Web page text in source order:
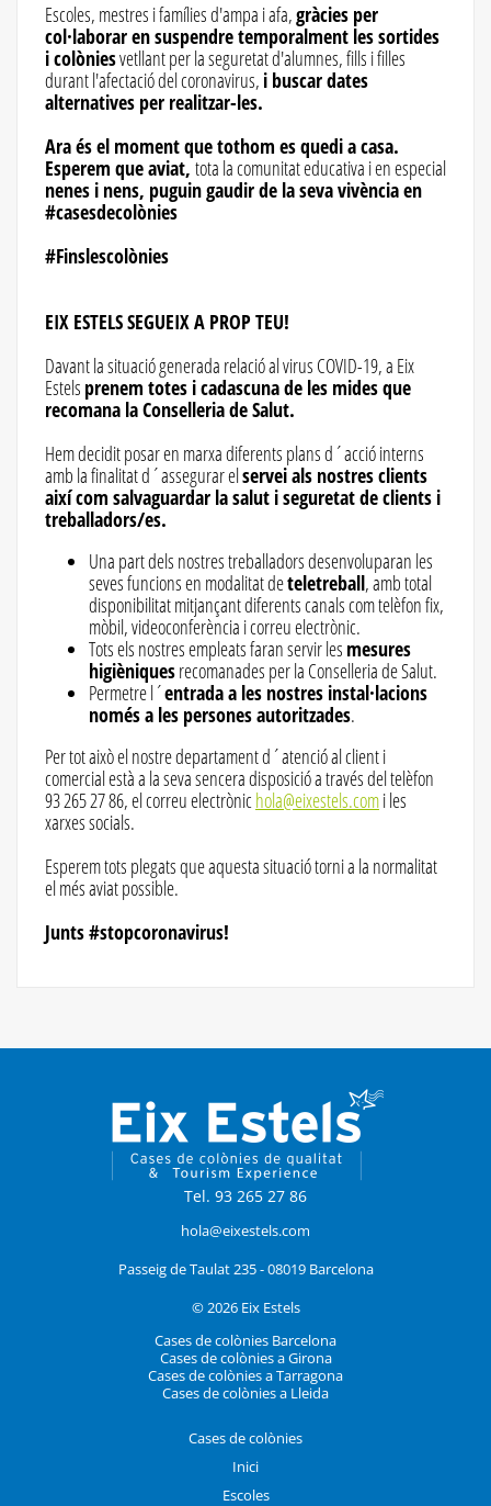
Escoles, mestres i famílies d'ampa i afa,gràcies per
col·laborar en suspendre temporalment les sortides
i colòniesvetllant per la seguretat d'alumnes, fills i filles
durant l'afectació del coronavirus, i buscar dates
alternatives per realitzar-les.
Ara és el moment que tothom es quedi a casa.
Esperem que aviat, tota la comunitat educativa i en especial
nenes i nens, puguin gaudir de la seva vivència en
#casesdecolònies
#Finslescolònies
EIX ESTELS SEGUEIX A PROP TEU!
Davant la situació generada relació al virus COVID-19, a Eix
Estels prenem totes i cadascuna de les mides que
recomana la Conselleria de Salut.
Hem decidit posar en marxa diferents plans d´acció interns
amb la finalitat d´assegurar elservei als nostres clients
així com salvaguardar la salut i seguretat de clients i
treballadors/es.
Una part dels nostres treballadors desenvoluparan les
seves funcions en modalitat deteletreball, amb total
disponibilitat mitjançant diferents canals com telèfon fix,
mòbil, videoconferència i correu electrònic.
Tots els nostres empleats faran servir les mesures
higièniquesrecomanades per la Conselleria de Salut.
Permetre l´entrada a les nostres instal·lacions
només a les persones autoritzades.
Per tot això el nostre departament d´atenció al client i
comercial està a la seva sencera disposició a través del telèfon
93 265 27 86, el correu electrònic hola@eixestels.comi les
xarxes socials.
Esperem tots plegats que aquesta situació torni a la normalitat
el més aviat possible.
Junts #stopcoronavirus!
Tel. 93 265 27 86
hola@eixestels.com
Passeig de Taulat 235 - 08019 Barcelona
© 2026 Eix Estels
Cases de colònies Barcelona
Cases de colònies a Girona
Cases de colònies a Tarragona
Cases de colònies a Lleida
Cases de colònies
Inici
Escoles